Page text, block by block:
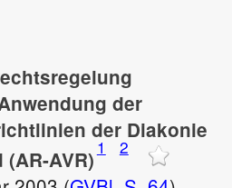
der
der Diakonie
AVR)1 2